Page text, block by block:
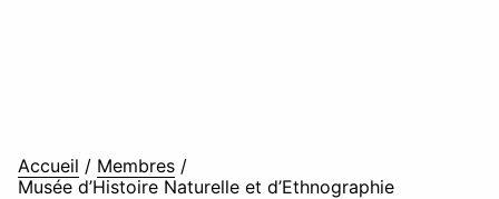
Accueil / Membres /
Musée d’Histoire Naturelle et d’Ethnographie